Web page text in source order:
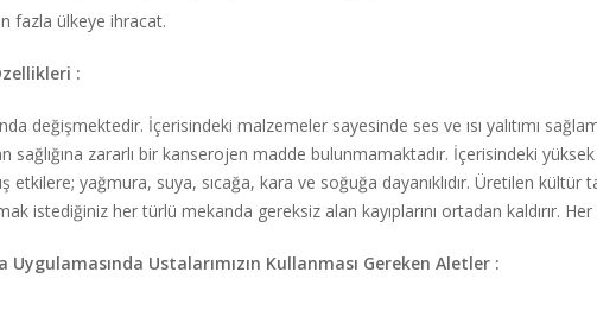
fazla ülkeye ihracat.
:
değişmektedir. İçerisindeki malzemeler sayesinde ses ve ısı yalıtımı
sağlığına zararlı bir kanserojen madde bulunmamaktadır. İçerisindeki
etkilere; yağmura, suya, sıcağa, kara ve soğuğa dayanıklıdır. Üretilen
istediğiniz her türlü mekanda gereksiz alan kayıplarını ortadan kaldırır.
Ustalarımızın Kullanması Gereken Aletler :